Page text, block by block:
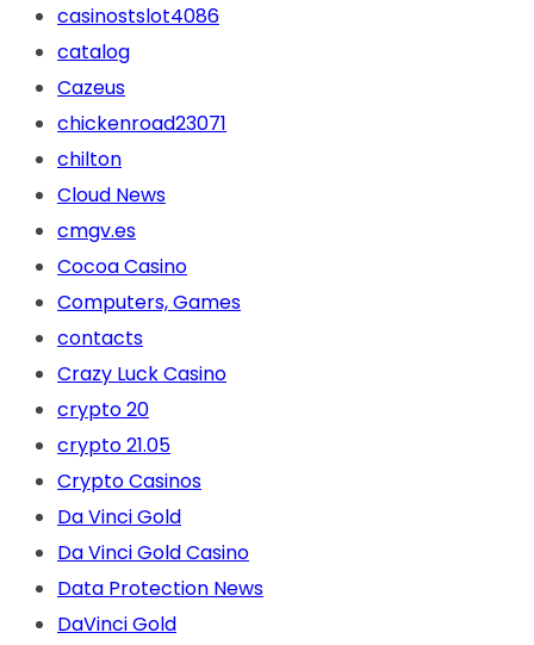
casinostslot4086
catalog
Cazeus
chickenroad23071
chilton
Cloud News
cmgv.es
Cocoa Casino
Computers, Games
contacts
Crazy Luck Casino
crypto 20
crypto 21.05
Crypto Casinos
Da Vinci Gold
Da Vinci Gold Casino
Data Protection News
DaVinci Gold